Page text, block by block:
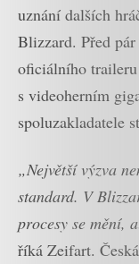
uznání dalších
Blizzard. Před
oficiálního
s videoherním
spoluzakladatele
„Největší výzva
standard. V
procesy se mění,
říká Zeifart.